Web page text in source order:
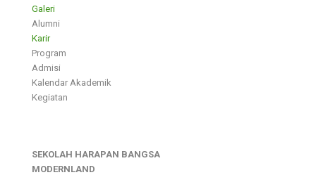
Galeri
Alumni
Karir
Program
Admisi
Kalendar Akademik
Kegiatan
SEKOLAH HARAPAN BANGSA
MODERNLAND